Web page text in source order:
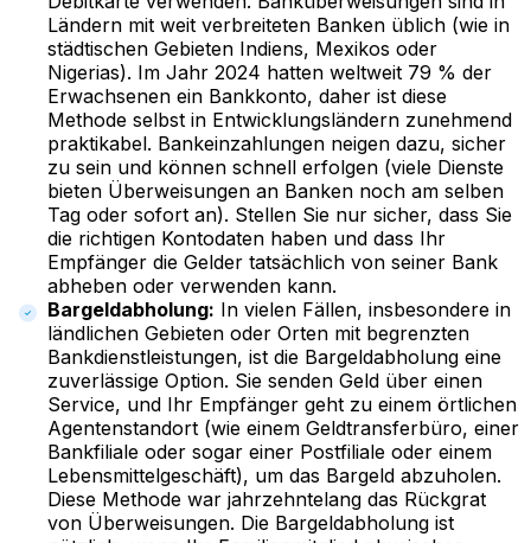
Ländern mit weit verbreiteten Banken üblich (wie in
städtischen Gebieten Indiens, Mexikos oder
Nigerias). Im Jahr 2024 hatten weltweit 79 % der
Erwachsenen ein Bankkonto, daher ist diese
Methode selbst in Entwicklungsländern zunehmend
praktikabel. Bankeinzahlungen neigen dazu, sicher
zu sein und können schnell erfolgen (viele Dienste
bieten Überweisungen an Banken noch am selben
Tag oder sofort an). Stellen Sie nur sicher, dass Sie
die richtigen Kontodaten haben und dass Ihr
Empfänger die Gelder tatsächlich von seiner Bank
abheben oder verwenden kann.
Bargeldabholung: In vielen Fällen, insbesondere in
ländlichen Gebieten oder Orten mit begrenzten
Bankdienstleistungen, ist die Bargeldabholung eine
zuverlässige Option. Sie senden Geld über einen
Service, und Ihr Empfänger geht zu einem örtlichen
Agentenstandort (wie einem Geldtransferbüro, einer
Bankfiliale oder sogar einer Postfiliale oder einem
Lebensmittelgeschäft), um das Bargeld abzuholen.
Diese Methode war jahrzehntelang das Rückgrat
von Überweisungen. Die Bargeldabholung ist